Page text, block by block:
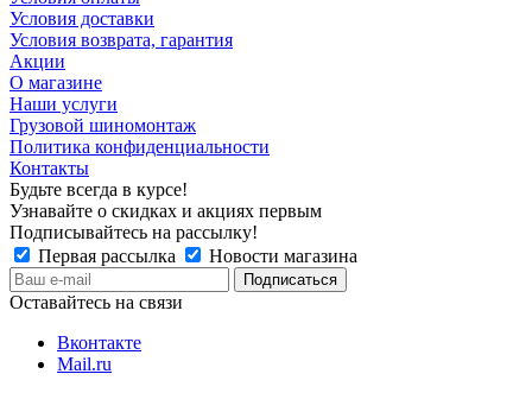
Условия доставки
Условия возврата, гарантия
Акции
О магазине
Наши услуги
Грузовой шиномонтаж
Политика конфиденциальности
Контакты
Будьте всегда в курсе!
Узнавайте о скидках и акциях первым
Подписывайтесь на рассылку!
Первая рассылка
Новости магазина
Оставайтесь на связи
Вконтакте
Mail.ru